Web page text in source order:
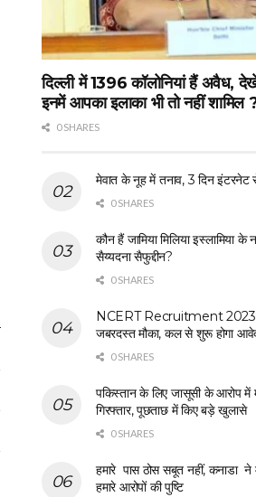
दिल्ली में 1396 कॉलोनियां हैं अवैध,
इनमें आपका इलाका भी तो नहीं शामिल
0 SHARES
मेवात के नूह में तनाव, 3 दिन
0 SHARES
कौन हैं जामिया मिलिया इस्लामिया
सैय्यदना सैफुद्दीन?
0 SHARES
NCERT Recruitment 2023 में
जबरदस्त मौका, कल से शुरू होगा
0 SHARES
पकिस्तान के लिए जासूसी के आरोप में
गिरफ्तार, पूछताछ में किए बड़े खुलासे
0 SHARES
हमारे पास ठोस सबूत नहीं, कनाडा ने
हमारे आरोपों की पुष्टि